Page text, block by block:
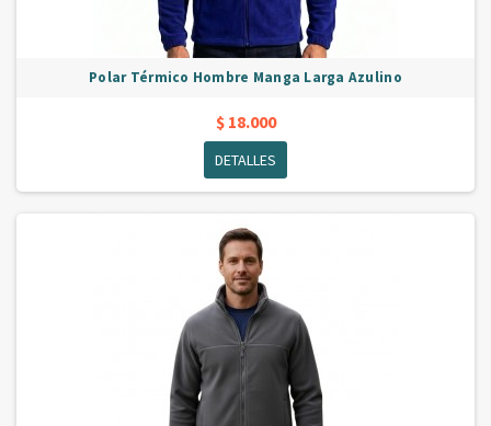
Polar Térmico Hombre Manga Larga Azulino
$ 18.000
DETALLES